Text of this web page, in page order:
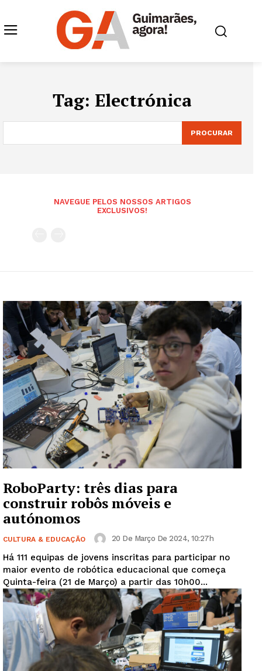
Tag: Electrónica
PROCURAR
NAVEGUE PELOS NOSSOS ARTIGOS
EXCLUSIVOS!
RoboParty: três dias para
construir robôs móveis e
autónomos
CULTURA & EDUCAÇÃO 20 De Março De 2024, 10:27h
Há 111 equipas de jovens inscritas para participar no
maior evento de robótica educacional que começa
Quinta-feira (21 de Março) a partir das 10h00...